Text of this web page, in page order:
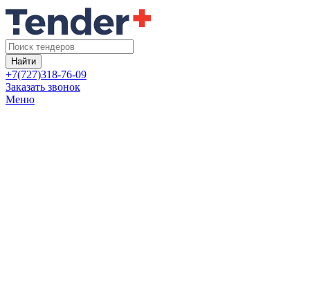
Найти
+7(727)318-76-09
Заказать звонок
Меню